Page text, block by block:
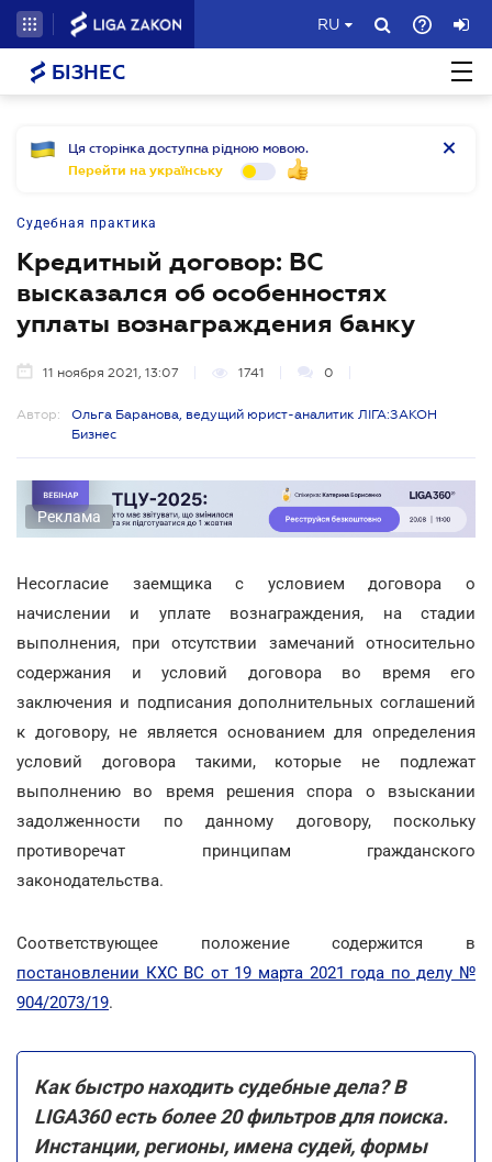
RU
БІЗНЕС
Ця сторінка доступна рідною мовою.
Перейти на українську
Судебная практика
Кредитный договор: ВС
высказался об особенностях
уплаты вознаграждения банку
11 ноября 2021, 13:07 1741 0
Автор:
Ольга Баранова, ведущий юрист-аналитик ЛІГА:ЗАКОН
Бизнес
Реклама
Несогласие заемщика с условием договора о
начислении и уплате вознаграждения, на стадии
выполнения, при отсутствии замечаний относительно
содержания и условий договора во время его
заключения и подписания дополнительных соглашений
к договору, не является основанием для определения
условий договора такими, которые не подлежат
выполнению во время решения спора о взыскании
задолженности по данному договору, поскольку
противоречат принципам гражданского
законодательства.
Соответствующее положение содержится в
постановлении КХС ВС от 19 марта 2021 года по делу №
904/2073/19.
Как быстро находить судебные дела? В
LIGA360 есть более 20 фильтров для поиска.
Инстанции, регионы, имена судей, формы